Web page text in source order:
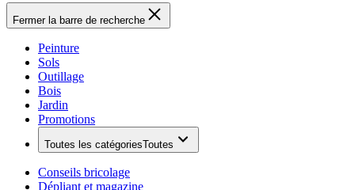
Fermer la barre de recherche
Peinture
Sols
Outillage
Bois
Jardin
Promotions
Toutes les catégoriesToutes
Conseils bricolage
Dépliant et magazine